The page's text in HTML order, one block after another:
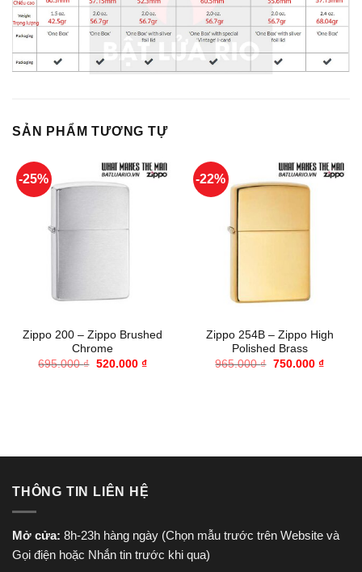
SẢN PHẨM TƯƠNG TỰ
-25%
Zippo 200 – Zippo Brushed
Chrome
695.000₫ Giá
520.000 ₫Giá
-22%
Zippo 254B – Zippo High
Polished Brass
965.000₫ Giá
750.000 ₫Giá
THÔNG TIN LIÊN HỆ
Mở cửa: 8h-23h hàng ngày (Chọn mẫu trước trên Website và
Gọi điện hoặc Nhắn tin trước khi qua)